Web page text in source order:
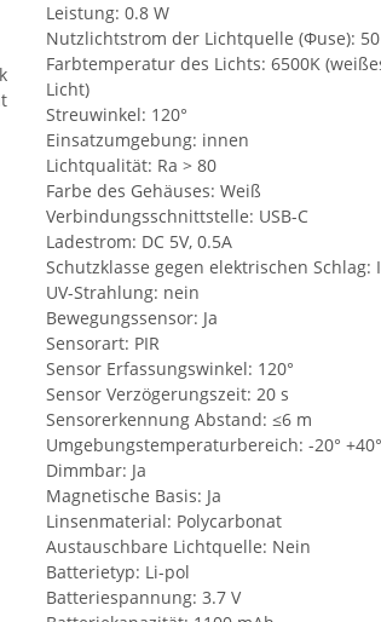
Leistung: 0.8 W
Nutzlichtstrom der Lichtquelle (Φuse):
Farbtemperatur des Lichts: 6500K
Licht)
Streuwinkel: 120°
Einsatzumgebung: innen
Lichtqualität: Ra > 80
Farbe des Gehäuses: Weiß
Verbindungsschnittstelle: USB-C
Ladestrom: DC 5V, 0.5A
Schutzklasse gegen elektrischen Schlag:
UV-Strahlung: nein
Bewegungssensor: Ja
Sensorart: PIR
Sensor Erfassungswinkel: 120°
Sensor Verzögerungszeit: 20 s
Sensorerkennung Abstand: ≤6 m
Umgebungstemperaturbereich: -20°
Dimmbar: Ja
Magnetische Basis: Ja
Linsenmaterial: Polycarbonat
Austauschbare Lichtquelle: Nein
Batterietyp: Li-pol
Batteriespannung: 3.7 V